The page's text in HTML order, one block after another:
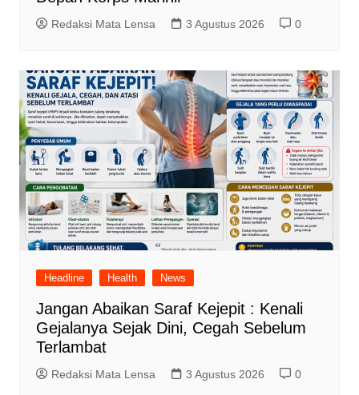
Redaksi Mata Lensa 3 Agustus 2026 0
Headline Health News
Jangan Abaikan Saraf Kejepit : Kenali
Gejalanya Sejak Dini, Cegah Sebelum
Terlambat
Redaksi Mata Lensa 3 Agustus 2026 0